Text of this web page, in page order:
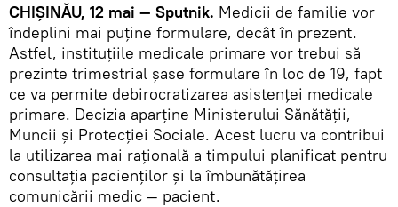
CHIȘINĂU, 12 mai — Sputnik. Medicii de familie vor
îndeplini mai puține formulare, decât în prezent.
Astfel, instituțiile medicale primare vor trebui să
prezinte trimestrial șase formulare în loc de 19, fapt
ce va permite debirocratizarea asistenței medicale
primare. Decizia aparține Ministerului Sănătății,
Muncii și Protecției Sociale. Acest lucru va contribui
la utilizarea mai rațională a timpului planificat pentru
consultația pacienților și la îmbunătățirea
comunicării medic — pacient.